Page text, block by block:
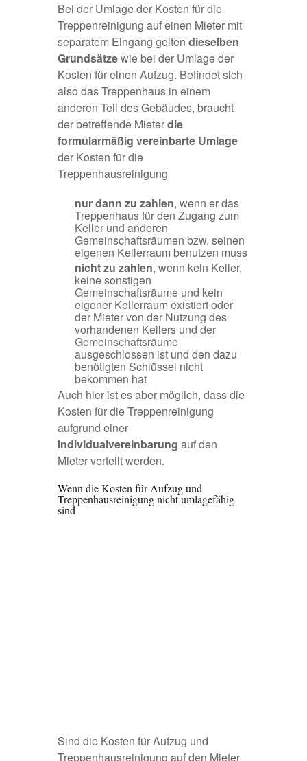
Bei der Umlage der Kosten für die
Treppenreinigung auf einen Mieter mit
separatem Eingang gelten dieselben
Grundsätzewie bei der Umlage der
Kosten für einen Aufzug. Befindet sich
also das Treppenhaus in einem
anderen Teil des Gebäudes, braucht
der betreffende Mieterdie
formularmäßig vereinbarte Umlage
der Kosten für die
Treppenhausreinigung
nur dann zu zahlen, wenn er das
Treppenhaus für den Zugang zum
Keller und anderen
Gemeinschaftsräumen bzw. seinen
eigenen Kellerraum benutzen muss
nicht zu zahlen, wenn kein Keller,
keine sonstigen
Gemeinschaftsräume und kein
eigener Kellerraum existiert oder
der Mieter von der Nutzung des
vorhandenen Kellers und der
Gemeinschaftsräume
ausgeschlossen ist und den dazu
benötigten Schlüssel nicht
bekommen hat
Auch hier ist es aber möglich, dass die
Kosten für die Treppenreinigung
aufgrund einer
Individualvereinbarung auf den
Mieter verteilt werden.
Wenn die Kosten für Aufzug und
Treppenhausreinigung nicht umlagefähig
sind
Sind die Kosten für Aufzug und
Treppenhausreinigung auf den Mieter